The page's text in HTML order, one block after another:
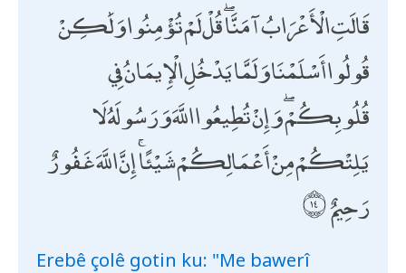
قَالَتِ الْأَعْرَابُ آمَنَّا ۖ قُلْ لَمْ تُؤْمِنُوا وَلَٰكِنْ
قُولُوا أَسْلَمْنَا وَلَمَّا يَدْخُلِ الْإِيمَانُ فِي
قُلُوبِكُمْ ۖ وَإِنْ تُطِيعُوا اللَّهَ وَرَسُولَهُ لَا
يَلِتْكُمْ مِنْ أَعْمَالِكُمْ شَيْئًا ۚ إِنَّ اللَّهَ غَفُورٌ
رَحِيمٌ
Erebê çolê gotin ku: "Me bawerî